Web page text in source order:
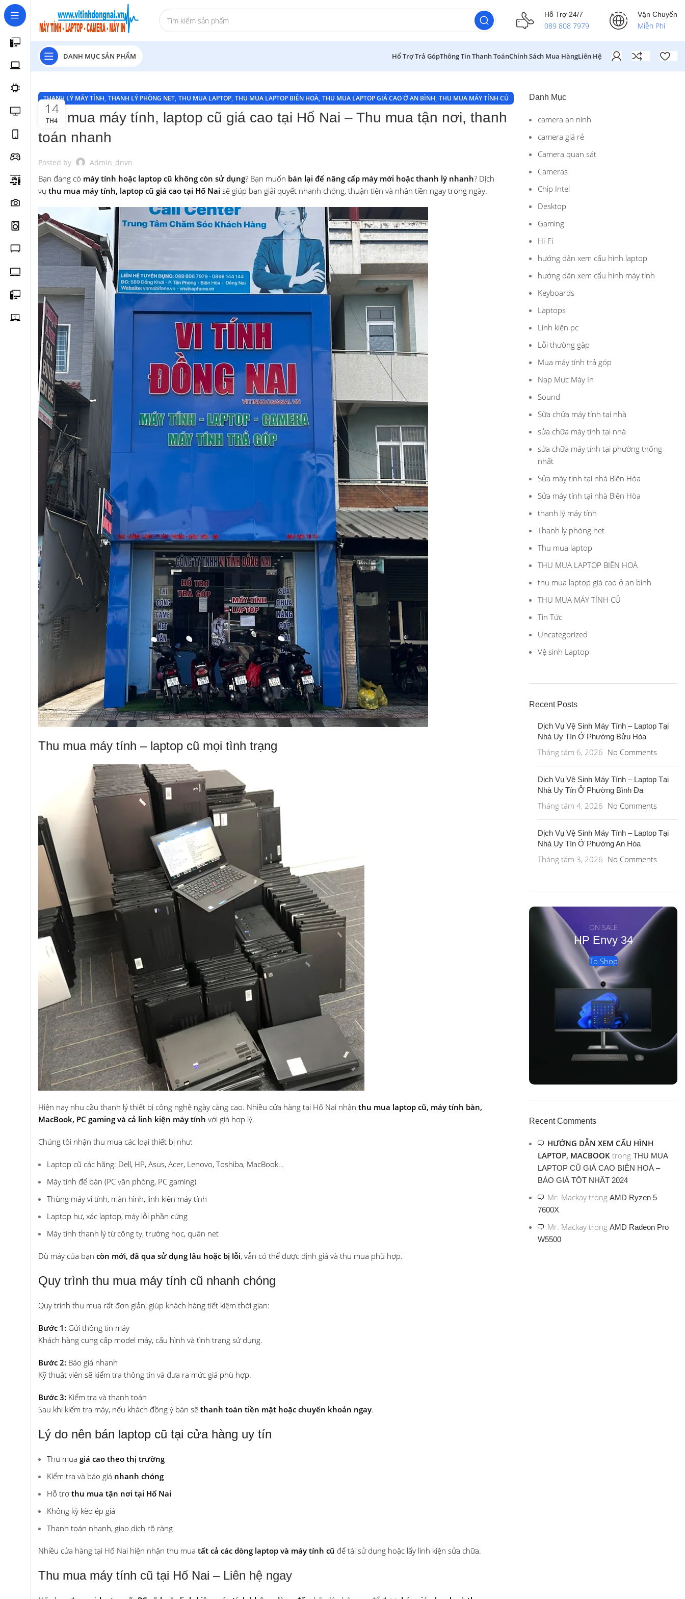
Hỗ Trợ 24/7
089 808 7979
Vận Chuyển
Miễn Phí
DANH MỤC SẢN PHẨM Hổ Trợ Trả GópThông Tin Thanh ToánChính Sách Mua HàngLiên Hệ
THANH LÝ MÁY TÍNH, THANH LÝ PHÒNG NET, THU MUA LAPTOP, THU MUA LAPTOP BIÊN HOÀ, THU MUA LAPTOP GIÁ CAO Ở AN BÌNH, THU MUA MÁY TÍNH CỦ
Thu mua máy tính, laptop cũ giá cao tại Hố Nai – Thu mua tận nơi, thanh
toán nhanh
Posted by Admin_dnvn
14
TH4
Bạn đang có máy tính hoặc laptop cũ không còn sử dụng? Bạn muốn bán lại để nâng cấp máy mới hoặc thanh lý nhanh? Dịch
vụ thu mua máy tính, laptop cũ giá cao tại Hố Nai sẽ giúp bạn giải quyết nhanh chóng, thuận tiện và nhận tiền ngay trong ngày.
Thu mua máy tính – laptop cũ mọi tình trạng
Hiện nay nhu cầu thanh lý thiết bị công nghệ ngày càng cao. Nhiều cửa hàng tại Hố Nai nhận thu mua laptop cũ, máy tính bàn,
MacBook, PC gaming và cả linh kiện máy tính với giá hợp lý.
Chúng tôi nhận thu mua các loại thiết bị như:
Laptop cũ các hãng: Dell, HP, Asus, Acer, Lenovo, Toshiba, MacBook…
Máy tính để bàn (PC văn phòng, PC gaming)
Thùng máy vi tính, màn hình, linh kiện máy tính
Laptop hư, xác laptop, máy lỗi phần cứng
Máy tính thanh lý từ công ty, trường học, quán net
Dù máy của bạn còn mới, đã qua sử dụng lâu hoặc bị lỗi, vẫn có thể được định giá và thu mua phù hợp.
Quy trình thu mua máy tính cũ nhanh chóng
Quy trình thu mua rất đơn giản, giúp khách hàng tiết kiệm thời gian:
Bước 1: Gửi thông tin máy
Khách hàng cung cấp model máy, cấu hình và tình trạng sử dụng.
Bước 2: Báo giá nhanh
Kỹ thuật viên sẽ kiểm tra thông tin và đưa ra mức giá phù hợp.
Bước 3: Kiểm tra và thanh toán
Sau khi kiểm tra máy, nếu khách đồng ý bán sẽ thanh toán tiền mặt hoặc chuyển khoản ngay.
Lý do nên bán laptop cũ tại cửa hàng uy tín
Thu mua giá cao theo thị trường
Kiểm tra và báo giá nhanh chóng
Hỗ trợ thu mua tận nơi tại Hố Nai
Không kỳ kèo ép giá
Thanh toán nhanh, giao dịch rõ ràng
Nhiều cửa hàng tại Hố Nai hiện nhận thu mua tất cả các dòng laptop và máy tính cũ để tái sử dụng hoặc lấy linh kiện sửa chữa.
Thu mua máy tính cũ tại Hố Nai – Liên hệ ngay
Danh Mục
camera an ninh
camera giá rẻ
Camera quan sát
Cameras
Chip Intel
Desktop
Gaming
Hi-Fi
hướng dân xem cấu hình laptop
hướng dân xem cấu hình máy tính
Keyboards
Laptops
Linh kiện pc
Lỗi thường gặp
Mua máy tính trả góp
Nạp Mực Máy In
Sound
Sữa chửa máy tính tại nhà
sửa chữa máy tính tại nhà
sửa chữa máy tính tại phường thống
nhất
Sửa máy tính tại nhà Biên Hòa
Sửa máy tính tại nhà Biên Hòa
thanh lý máy tính
Thanh lý phòng net
Thu mua laptop
THU MUA LAPTOP BIÊN HOÀ
thu mua laptop giá cao ở an bình
THU MUA MÁY TÍNH CỦ
Tin Tức
Uncategorized
Vệ sinh Laptop
Recent Posts
Dịch Vụ Vệ Sinh Máy Tính – Laptop Tại
Nhà Uy Tín Ở Phường Bửu Hòa
Tháng tám 6, 2026 No Comments
Dịch Vụ Vệ Sinh Máy Tính – Laptop Tại
Nhà Uy Tín Ở Phường Bình Đa
Tháng tám 4, 2026 No Comments
Dịch Vụ Vệ Sinh Máy Tính – Laptop Tại
Nhà Uy Tín Ở Phường An Hòa
Tháng tám 3, 2026 No Comments
ON SALE
HP Envy 34
To Shop
Recent Comments
HƯỚNG DẪN XEM CẤU HÌNH
LAPTOP, MACBOOK trong THU MUA
LAPTOP CŨ GIÁ CAO BIÊN HOÀ –
BÁO GIÁ TỐT NHẤT 2024
Mr. Mackay trong AMD Ryzen 5
7600X
Mr. Mackay trong AMD Radeon Pro
W5500